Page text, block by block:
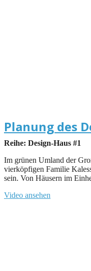
Planung des
Reihe: Design-Haus #1
Im grünen Umland der
vierköpfigen Familie
sein. Von Häusern im
Video ansehen